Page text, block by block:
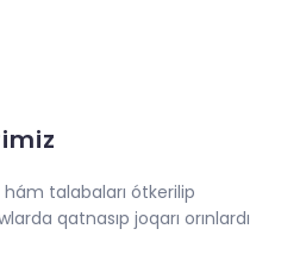
hám talabaları ótkerilip
qatnasıp joqarı orınlardı